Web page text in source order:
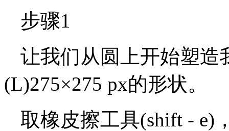
步骤1
让我们从圆上开始塑造
(L)275×275 px的形状。
取橡皮擦工具(shift - e)